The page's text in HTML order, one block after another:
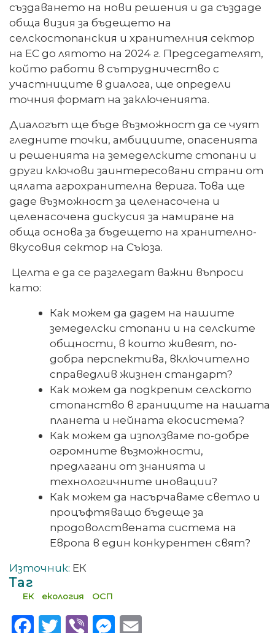
създаването на нови решения и да създаде
обща визия за бъдещето на
селскостопанския и хранителния сектор
на ЕС до лятото на 2024 г. Председателят,
който работи в сътрудничество с
участниците в диалога, ще определи
точния формат на заключенията.
Диалогът ще бъде възможност да се чуят
гледните точки, амбициите, опасенията
и решенията на земеделските стопани и
други ключови заинтересовани страни от
цялата агрохранителна верига. Това ще
даде възможност за целенасочена и
целенасочена дискусия за намиране на
обща основа за бъдещето на хранително-
вкусовия сектор на Съюза.
Целта е да се разгледат важни въпроси
като:
Как можем да дадем на нашите
земеделски стопани и на селските
общности, в които живеят, по-
добра перспектива, включително
справедлив жизнен стандарт?
Как можем да подкрепим селското
стопанство в границите на нашата
планета и нейната екосистема?
Как можем да използваме по-добре
огромните възможности,
предлагани от знанията и
технологичните иновации?
Как можем да насърчаваме светло и
процъфтяващо бъдеще за
продоволствената система на
Европа в един конкурентен свят?
Източник: ЕК
Таг
ЕК екология ОСП
FacebookTwitterViber Messenger